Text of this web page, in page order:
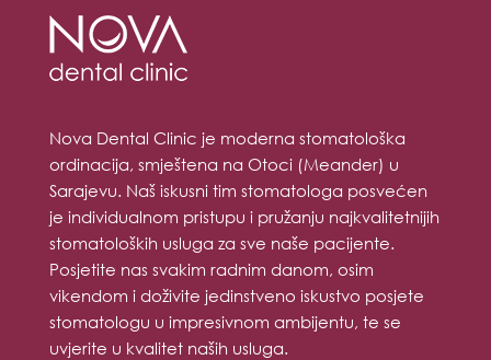
Nova Dental Clinic je moderna stomatološka
ordinacija, smještena na Otoci (Meander) u
Sarajevu. Naš iskusni tim stomatologa posvećen
je individualnom pristupu i pružanju najkvalitetnijih
stomatoloških usluga za sve naše pacijente.
Posjetite nas svakim radnim danom, osim
vikendom i doživite jedinstveno iskustvo posjete
stomatologu u impresivnom ambijentu, te se
uvjerite u kvalitet naših usluga.